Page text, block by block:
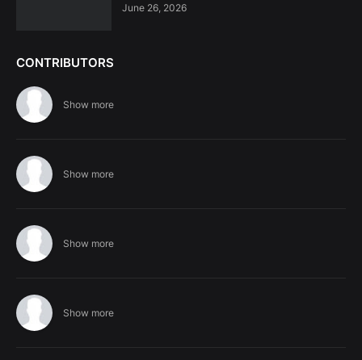
June 26, 2026
CONTRIBUTORS
Show more
Show more
Show more
Show more